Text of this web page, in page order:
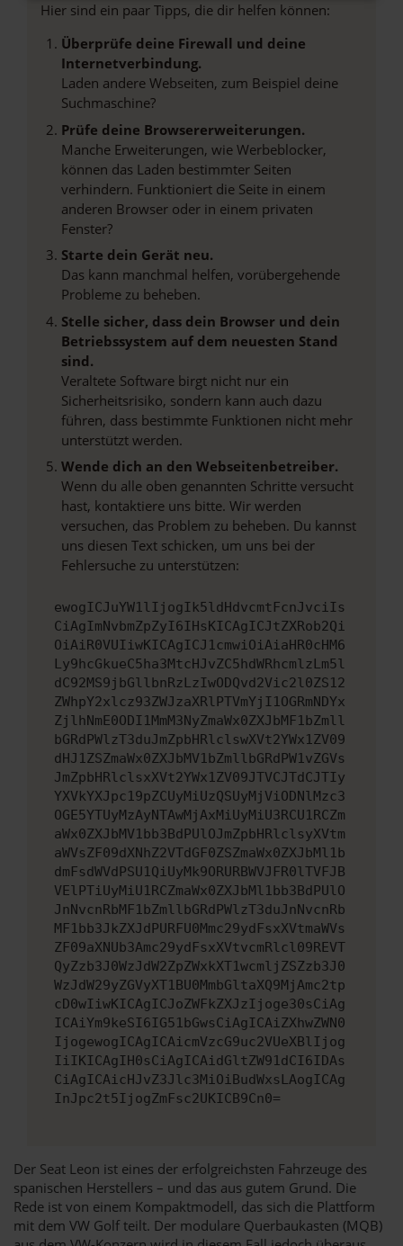
Hier sind ein paar Tipps, die dir helfen können:
Überprüfe deine Firewall und deine
Internetverbindung.
Laden andere Webseiten, zum Beispiel deine
Suchmaschine?
Prüfe deine Browsererweiterungen.
Manche Erweiterungen, wie Werbeblocker,
können das Laden bestimmter Seiten
verhindern. Funktioniert die Seite in einem
anderen Browser oder in einem privaten
Fenster?
Starte dein Gerät neu.
Das kann manchmal helfen, vorübergehende
Probleme zu beheben.
Stelle sicher, dass dein Browser und dein
Betriebssystem auf dem neuesten Stand
sind.
Veraltete Software birgt nicht nur ein
Sicherheitsrisiko, sondern kann auch dazu
führen, dass bestimmte Funktionen nicht mehr
unterstützt werden.
Wende dich an den Webseitenbetreiber.
Wenn du alle oben genannten Schritte versucht
hast, kontaktiere uns bitte. Wir werden
versuchen, das Problem zu beheben. Du kannst
uns diesen Text schicken, um uns bei der
Fehlersuche zu unterstützen:
ewogICJuYW1lIjogIk5ldHdvcmtFcnJvciIs
CiAgImNvbmZpZyI6IHsKICAgICJtZXRob2Qi
OiAiR0VUIiwKICAgICJ1cmwiOiAiaHR0cHM6
Ly9hcGkueC5ha3MtcHJvZC5hdWRhcmlzLm5l
dC92MS9jbGllbnRzLzIwODQvd2Vic2l0ZS12
ZWhpY2xlcz93ZWJzaXRlPTVmYjI1OGRmNDYx
ZjlhNmE0ODI1MmM3NyZmaWx0ZXJbMF1bZmll
bGRdPWlzT3duJmZpbHRlclswXVt2YWx1ZV09
dHJ1ZSZmaWx0ZXJbMV1bZmllbGRdPW1vZGVs
JmZpbHRlclsxXVt2YWx1ZV09JTVCJTdCJTIy
YXVkYXJpc19pZCUyMiUzQSUyMjViODNlMzc3
OGE5YTUyMzAyNTAwMjAxMiUyMiU3RCU1RCZm
aWx0ZXJbMV1bb3BdPUlOJmZpbHRlclsyXVtm
aWVsZF09dXNhZ2VTdGF0ZSZmaWx0ZXJbMl1b
dmFsdWVdPSU1QiUyMk9ORURBWVJFR0lTVFJB
VElPTiUyMiU1RCZmaWx0ZXJbMl1bb3BdPUlO
JnNvcnRbMF1bZmllbGRdPWlzT3duJnNvcnRb
MF1bb3JkZXJdPURFU0Mmc29ydFsxXVtmaWVs
ZF09aXNUb3Amc29ydFsxXVtvcmRlcl09REVT
QyZzb3J0WzJdW2ZpZWxkXT1wcmljZSZzb3J0
WzJdW29yZGVyXT1BU0MmbGltaXQ9MjAmc2tp
cD0wIiwKICAgICJoZWFkZXJzIjoge30sCiAg
ICAiYm9keSI6IG51bGwsCiAgICAiZXhwZWN0
IjogewogICAgICAicmVzcG9uc2VUeXBlIjog
IiIKICAgIH0sCiAgICAidGltZW91dCI6IDAs
CiAgICAicHJvZ3Jlc3MiOiBudWxsLAogICAg
InJpc2t5IjogZmFsc2UKICB9Cn0=
Der Seat Leon ist eines der erfolgreichsten Fahrzeuge des
spanischen Herstellers – und das aus gutem Grund. Die
Rede ist von einem Kompaktmodell, das sich die Plattform
mit dem VW Golf teilt. Der modulare Querbaukasten (MQB)